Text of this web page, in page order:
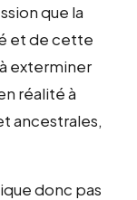
que la
et de cette
exterminer
réalité à
ancestrales,
donc pas